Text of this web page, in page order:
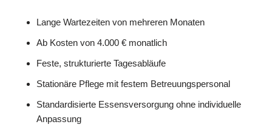
Lange Wartezeiten von mehreren Monaten
Ab Kosten von 4.000 € monatlich
Feste, strukturierte Tagesabläufe
Stationäre Pflege mit festem Betreuungspersonal
Standardisierte Essensversorgung ohne individuelle
Anpassung